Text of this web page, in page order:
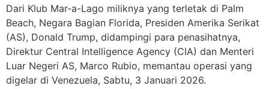
Dari Klub Mar-a-Lago miliknya yang terletak di Palm
Beach, Negara Bagian Florida, Presiden Amerika Serikat
(AS), Donald Trump, didampingi para penasihatnya,
Direktur Central Intelligence Agency (CIA) dan Menteri
Luar Negeri AS, Marco Rubio, memantau operasi yang
digelar di Venezuela, Sabtu, 3 Januari 2026.